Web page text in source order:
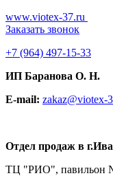
www.viotex-37.ru
Заказать звонок
+7 (964) 497-15-33
ИП Баранова О. Н.
E-mail: zakaz@viotex-
Отдел продаж в
ТЦ "РИО", павильон №